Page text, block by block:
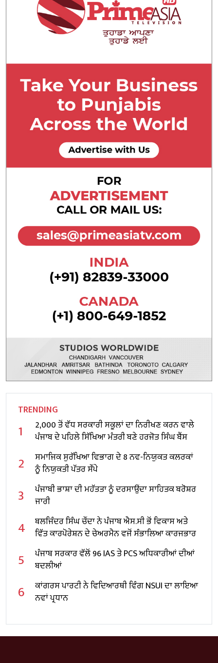
TRENDING
1
2,000 ਤੋਂ ਵੱਧ ਸਰਕਾਰੀ ਸਕੂਲਾਂ ਦਾ ਨਿਰੀਖਣ ਕਰਨ ਵਾਲੇ
ਪੰਜਾਬ ਦੇ ਪਹਿਲੇ ਸਿੱਖਿਆ ਮੰਤਰੀ ਬਣੇ ਹਰਜੋਤ ਸਿੰਘ ਬੈਂਸ
2
ਸਮਾਜਿਕ ਸੁਰੱਖਿਆ ਵਿਭਾਗ ਦੇ 8 ਨਵ-ਨਿਯੁਕਤ ਕਲਰਕਾਂ
ਨੂੰ ਨਿਯੁਕਤੀ ਪੱਤਰ ਸੌਂਪੇ
3
ਪੰਜਾਬੀ ਭਾਸ਼ਾ ਦੀ ਮਹੱਤਤਾ ਨੂੰ ਦਰਸਾਉਂਦਾ ਸਾਹਿਤਕ ਬਰੋਸ਼ਰ
ਜਾਰੀ
4
ਬਲਜਿੰਦਰ ਸਿੰਘ ਚੌਂਦਾ ਨੇ ਪੰਜਾਬ ਐਸ.ਸੀ ਭੋਂ ਵਿਕਾਸ ਅਤੇ
ਵਿੱਤ ਕਾਰਪੋਰੇਸ਼ਨ ਦੇ ਚੇਅਰਮੈਨ ਵਜੋਂ ਸੰਭਾਲਿਆ ਕਾਰਜਭਾਰ
5
ਪੰਜਾਬ ਸਰਕਾਰ ਵੱਲੋਂ 96 IAS ਤੇ PCS ਅਧਿਕਾਰੀਆਂ ਦੀਆਂ
ਬਦਲੀਆਂ
6
ਕਾਂਗਰਸ ਪਾਰਟੀ ਨੇ ਵਿਦਿਆਰਥੀ ਵਿੰਗ NSUI ਦਾ ਲਾਇਆ
ਨਵਾਂ ਪ੍ਰਧਾਨ